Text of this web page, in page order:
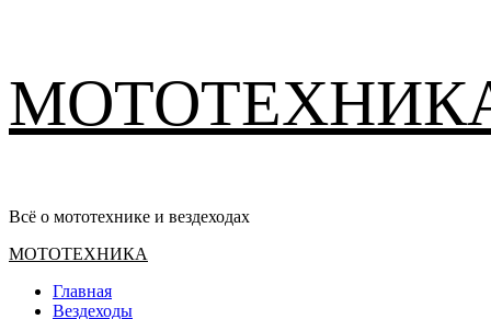
содержимому
Всё о мототехнике и вездеходах
Основное
МОТОТЕХНИКА
Главная
Вездеходы